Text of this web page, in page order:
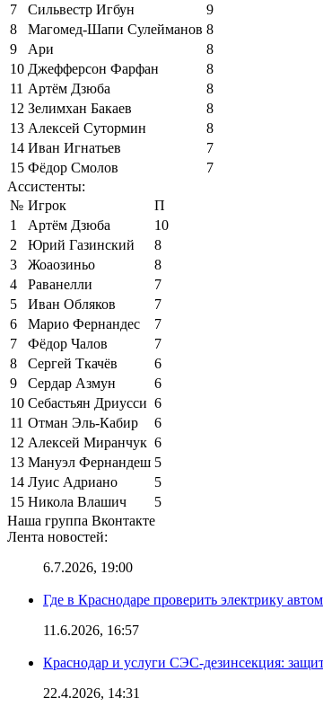
7
Сильвестр Игбун
9
8
Магомед-Шапи Сулейманов 8
9
Ари
8
10 Джефферсон Фарфан
8
11 Артём Дзюба
8
12 Зелимхан Бакаев
8
13 Алексей Сутормин
8
14 Иван Игнатьев
7
15 Фёдор Смолов
7
Ассистенты:
№ Игрок
П
1
Артём Дзюба
10
2
Юрий Газинский
8
3
Жоаозиньо
8
4
Раванелли
7
5
Иван Обляков
7
6
Марио Фернандес
7
7
Фёдор Чалов
7
8
Сергей Ткачёв
6
9
Сердар Азмун
6
10 Себастьян Дриусси 6
11 Отман Эль-Кабир
6
12 Алексей Миранчук 6
13 Мануэл Фернандеш 5
14 Луис Адриано
5
15 Никола Влашич
5
Наша группа Вконтакте
Лента новостей:
6.7.2026, 19:00
Где в Краснодаре проверить электрику
11.6.2026, 16:57
Краснодар и услуги СЭС-дезинсекция:
22.4.2026, 14:31